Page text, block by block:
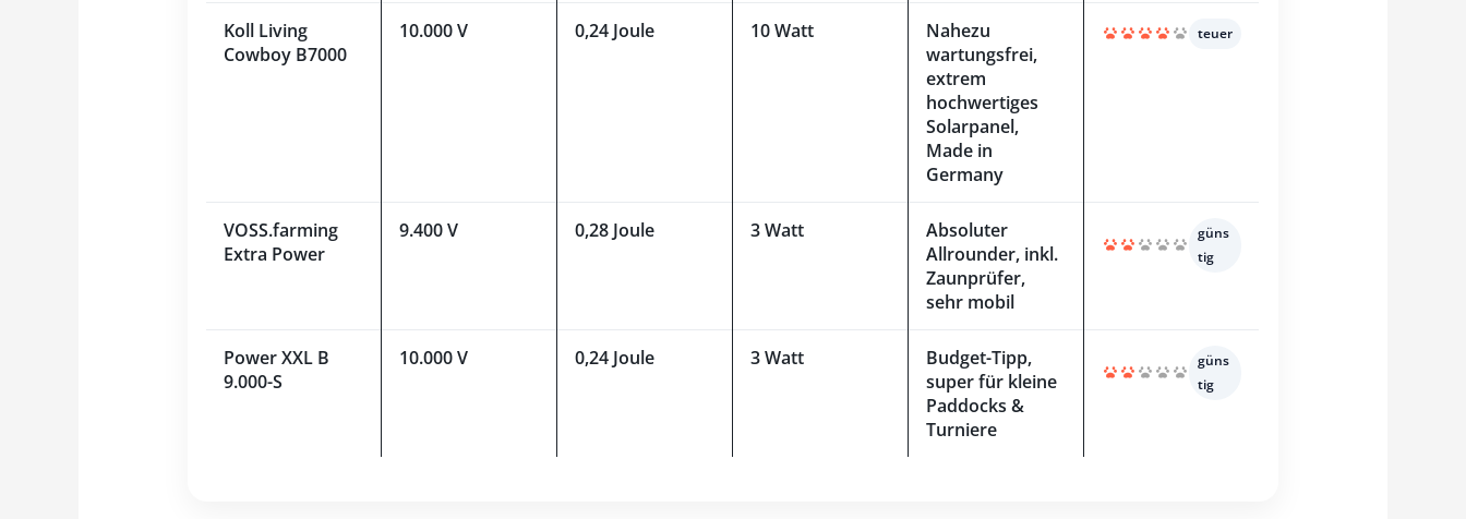
Koll Living
Cowboy B7000
10.000 V 0,24 Joule 10 Watt
Nahezu
wartungsfrei,
extrem
hochwertiges
Solarpanel,
Made in
Germany
teuer
VOSS.farming
Extra Power
9.400 V 0,28 Joule 3 Watt
Absoluter
Allrounder, inkl.
Zaunprüfer,
sehr mobil
güns
tig
Power XXL B
9.000-S
10.000 V 0,24 Joule 3 Watt
Budget-Tipp,
super für kleine
Paddocks &
Turniere
güns
tig